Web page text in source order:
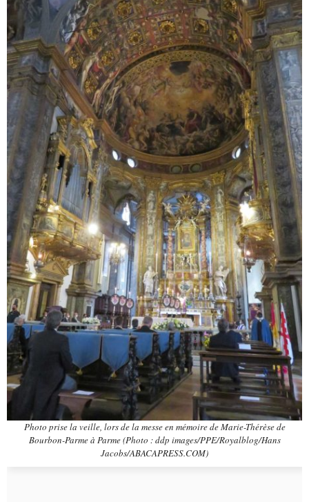
Photo prise la veille, lors de la messe en mémoire de Marie-Thérèse de
Bourbon-Parme à Parme (Photo : ddp images/PPE/Royalblog/Hans
Jacobs/ABACAPRESS.COM)